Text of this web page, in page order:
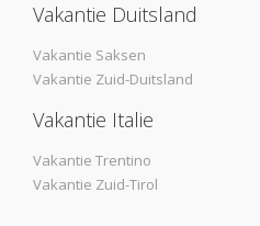
Vakantie Duitsland
Vakantie Saksen
Vakantie Zuid-Duitsland
Vakantie Italie
Vakantie Trentino
Vakantie Zuid-Tirol